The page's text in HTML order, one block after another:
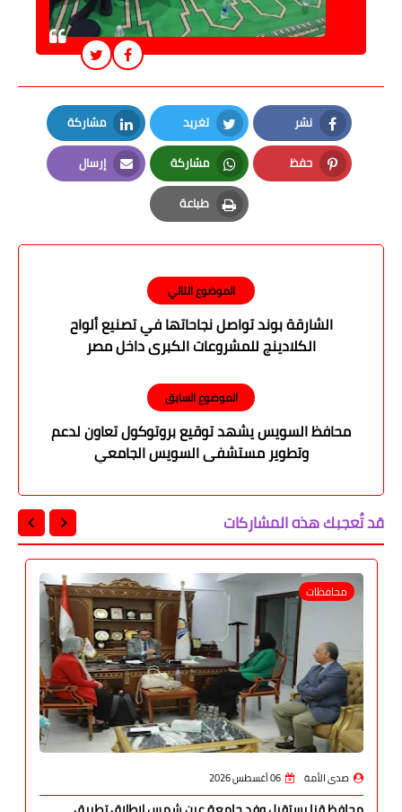
نشر
Facebook
تغريد
Twitter
مشاركة
LinkedIn
حفظ
Pinterest
مشاركة
Whatsapp
إرسال
Email
طباعة
Print
الموضوع التالي
الشارقة بوند تواصل نجاحاتها في تصنيع ألواح
الكلادينج للمشروعات الكبرى داخل مصر
الموضوع السابق
محافظ السويس يشهد توقيع بروتوكول تعاون لدعم
وتطوير مستشفى السويس الجامعي
قد تُعجبك هذه المشاركات
محافظات
صدى الأمة 06 أغسطس 2026